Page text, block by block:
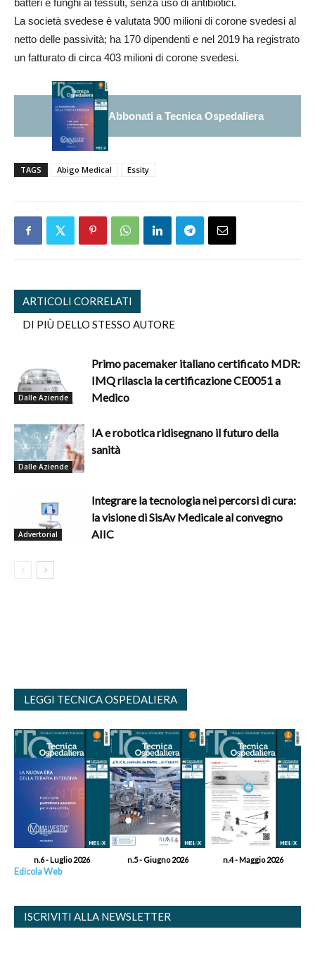
batteri e funghi ai tessuti, senza uso di antibiotici.
La società svedese è valutata 900 milioni di corone svedesi al
netto delle passività; ha 170 dipendenti e nel 2019 ha registrato
un fatturato di circa 403 milioni di corone svedesi.
Abbonati a Tecnica Ospedaliera
TAGS Abigo Medical Essity
ARTICOLI CORRELATI
DI PIÙ DELLO STESSO AUTORE
Dalle Aziende
Primo pacemaker italiano certificato MDR:
IMQ rilascia la certificazione CE0051 a
Medico
Dalle Aziende
IA e robotica ridisegnano il futuro della
sanità
Advertorial
Integrare la tecnologia nei percorsi di cura:
la visione di SisAv Medicale al convegno
AIIC
LEGGI TECNICA OSPEDALIERA
n.6 - Luglio 2026 n.5 - Giugno 2026 n.4 - Maggio 2026
Edicola Web
ISCRIVITI ALLA NEWSLETTER